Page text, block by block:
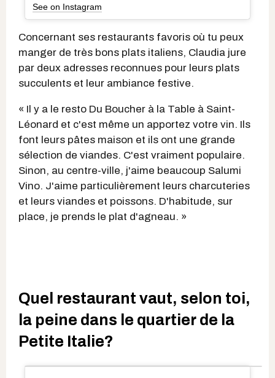
See on Instagram
Concernant ses restaurants favoris où tu peux
manger de très bons plats italiens, Claudia jure
par deux adresses reconnues pour leurs plats
succulents et leur ambiance festive.
« Il y a le resto Du Boucher à la Table à Saint-
Léonard et c'est même un apportez votre vin. Ils
font leurs pâtes maison et ils ont une grande
sélection de viandes. C'est vraiment populaire.
Sinon, au centre-ville, j'aime beaucoup Salumi
Vino. J'aime particulièrement leurs charcuteries
et leurs viandes et poissons. D'habitude, sur
place, je prends le plat d'agneau. »
Quel restaurant vaut, selon toi,
la peine dans le quartier de la
Petite Italie?